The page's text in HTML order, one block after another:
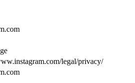
legal/privacy/